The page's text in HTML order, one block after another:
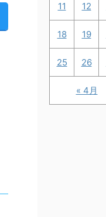
« 4月
11 12
18 19
25 26